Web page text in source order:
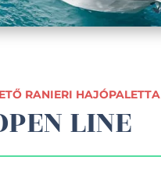
RANIERI HAJÓPALETTA
LINE